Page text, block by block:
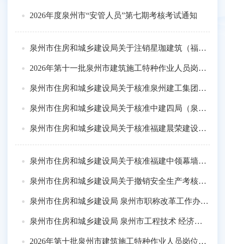
2026年度泉州市“安管人员”第七期考核考试通知
泉州市住房和城乡建设局关于注销星珈建筑（福建）有限公司建筑业企业资质的通知
2026年第十一批泉州市建筑施工特种作业人员岗位考核考试通知
泉州市住房和城乡建设局关于核准泉州建工集团有限公司建筑业企业资质的通知
泉州市住房和城乡建设局关于核准中建四局（泉州）投资建设有限公司建筑业企业资质的通知
泉州市住房和城乡建设局关于核准福建晨荣建设发展有限公司工程监理企业资质等级的通知
泉州市住房和城乡建设局关于核准福建中领幕墙装饰工程有限公司建筑业企业资质等级的通知
泉州市住房和城乡建设局关于撤销安全生产考核合格证书的公示
泉州市住房和城乡建设局 泉州市职称改革工作办公室关于报送2025年度工程技术人员土建专业中级职务任职资格评审材...
泉州市住房和城乡建设局 泉州市工程技术 经济系列职称改革领导小组办公室关于报送2025年度工程技术人员土建专业初...
2026年第十批泉州市建筑施工特种作业人员岗位考核考试通知